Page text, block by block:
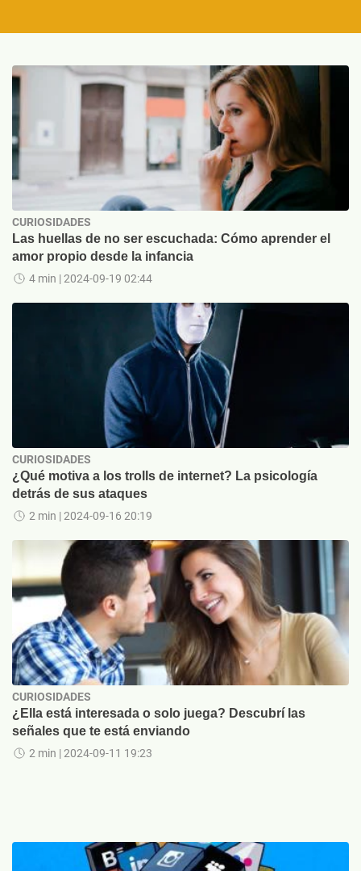
CURIOSIDADES
Las huellas de no ser escuchada: Cómo aprender el
amor propio desde la infancia
4 min | 2024-09-19 02:44
CURIOSIDADES
¿Qué motiva a los trolls de internet? La psicología
detrás de sus ataques
2 min | 2024-09-16 20:19
CURIOSIDADES
¿Ella está interesada o solo juega? Descubrí las
señales que te está enviando
2 min | 2024-09-11 19:23